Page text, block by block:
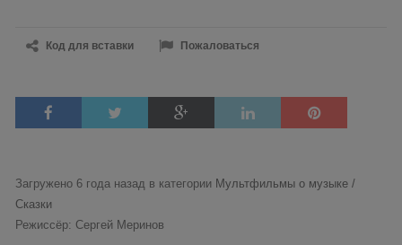
Код для вставки Пожаловаться
Загружено 6 года назад в категории Мультфильмы о музыке /
Сказки
Режиссёр: Сергей Меринов